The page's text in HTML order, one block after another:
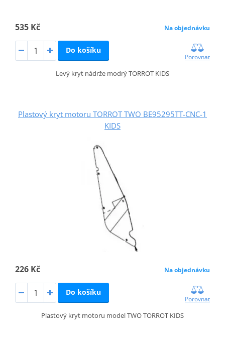
535 Kč Na objednávku
Do košíku
Porovnat
Levý kryt nádrže modrý TORROT KIDS
Plastový kryt motoru TORROT TWO BE95295TT-CNC-1
KIDS
226 Kč Na objednávku
Do košíku
Porovnat
Plastový kryt motoru model TWO TORROT KIDS